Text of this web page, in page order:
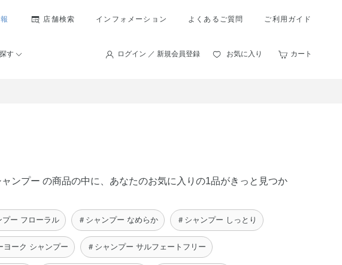
店舗検索 インフォメーション よくあるご質問 ご利用ガイド
す ログイン ／ 新規会員登録 お気に入り カート
ンプー の商品の中に、あなたのお気に入りの1品がきっと見つか
プー フローラル ＃シャンプー なめらか ＃シャンプー しっとり
ヨーク シャンプー ＃シャンプー サルフェートフリー